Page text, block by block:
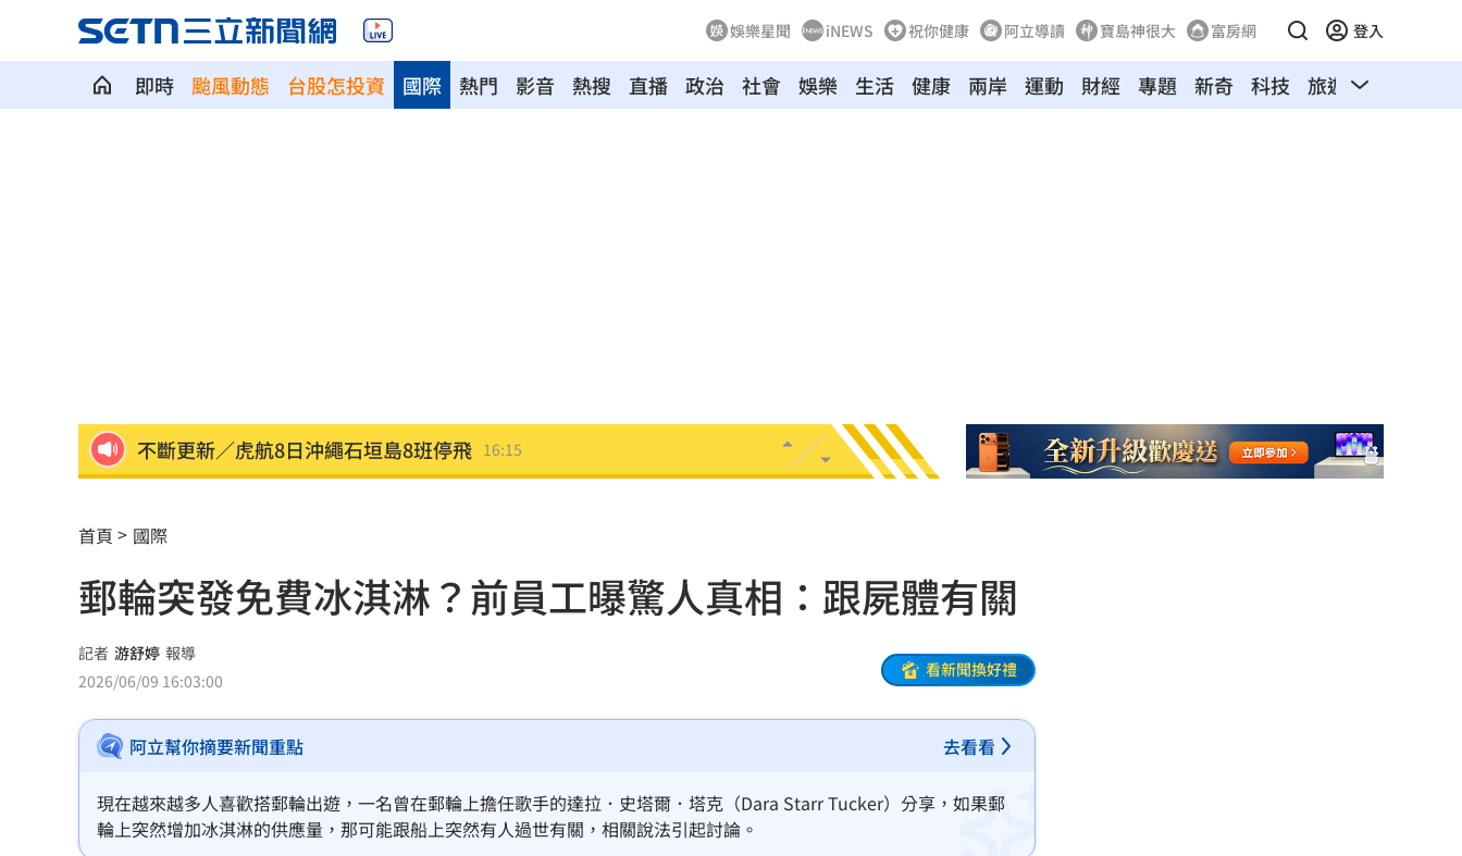
娛樂星聞 iNEWS 祝你健康 阿立導讀 寶島神很大 富房網 登入
即時 颱風動態 台股怎投資 熱門 影音 熱搜 直播 政治 社會 娛樂 生活 健康
國際 兩岸 運動 財經 專題 新奇 科技 旅遊 汽車
不斷更新／虎航8日沖繩石垣島8班停飛 16:15
白海豚會放颱風假？最新暴風圈侵襲率曝光
吉安鄉公所副主任酒駕 突開車門害摔車 16:12
前員工虐殺董座封屍 他見煞：有冤屈在哭
白推交通罰款專用公投！綠：可直接處理
瓊斯盃領隊出爐 陳立宗與張維正挺台灣隊
日人扛回35公斤戰利品曝 台人一看：懂買 16:04
首頁 國際
郵輪突發免費冰淇淋？前員工曝驚人真相：跟屍體有關
記者 游舒婷 報導
2026/06/09 16:03:00
看新聞換好禮
阿立幫你摘要新聞重點 去看看
現在越來越多人喜歡搭郵輪出遊，一名曾在郵輪上擔任歌手的達拉．史塔爾．塔克（Dara Starr Tucker）分享，如果郵
輪上突然增加冰淇淋的供應量，那可能跟船上突然有人過世有關，相關說法引起討論。